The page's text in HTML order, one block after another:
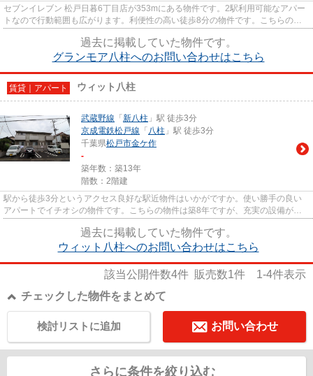
セブンイレブン 松戸日暮6丁目店が353mにある物件です。2駅利用可能なアパー
トなので行動範囲も広がります。利便性の高い徒歩8分の物件です。こちらの物
過去に掲載していた物件です。
グランモア八柱へのお問い合わせはこちら
賃貸｜アパート ウィット八柱
武蔵野線 「 新八柱 」駅 徒歩3分
京成電鉄松戸線 「 八柱 」駅 徒歩3分
千葉県松戸市金ケ作
-
築年数：築13年
階数：2階建
駅から徒歩3分というアクセス良好な駅近物件はいかがですか。使い勝手の良い
アパートでイチオシの物件です。こちらの物件は築8年ですが、充実の設備が整
過去に掲載していた物件です。
ウィット八柱へのお問い合わせはこちら
該当公開件数4件 販売数1件 1-4件表示
チェックした物件をまとめて
お問い合わせ
検討リストに追加
さらに条件を絞り込む